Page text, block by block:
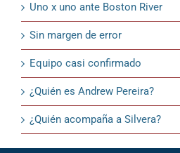
Uno x uno ante Boston River
Sin margen de error
Equipo casi confirmado
¿Quién es Andrew Pereira?
¿Quién acompaña a Silvera?